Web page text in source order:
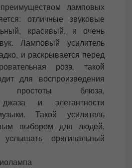
ламповых
отличные звуковые
красивый, и очень
Ламповый усилитель
и раскрывается перед
роза, такой
для воспроизведения
простоты блюза,
и элегантности
Такой усилитель
выбором для людей,
оригинальный